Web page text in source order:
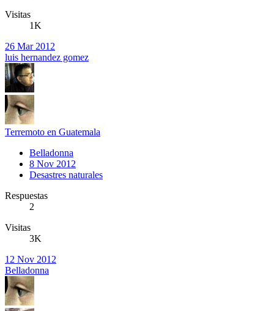
Visitas
1K
26 Mar 2012
luis hernandez gomez
Terremoto en Guatemala
Belladonna
8 Nov 2012
Desastres naturales
Respuestas
2
Visitas
3K
12 Nov 2012
Belladonna